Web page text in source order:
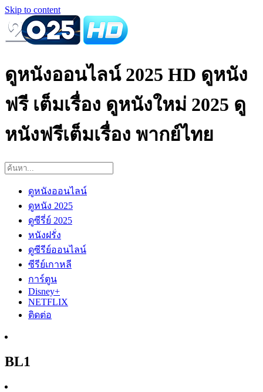
Skip to content
ดูหนังออนไลน์ 2025 HD ดูหนัง
ฟรี เต็มเรื่อง ดูหนังใหม่ 2025 ดู
หนังฟรีเต็มเรื่อง พากย์ไทย
ดูหนังออนไลน์
ดูหนัง 2025
ดูซีรี่ย์ 2025
หนังฝรั่ง
ดูซีรีย์ออนไลน์
ซีรีย์เกาหลี
การ์ตูน
Disney+
NETFLIX
ติดต่อ
BL1